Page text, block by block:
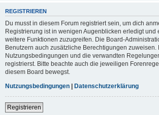
REGISTRIEREN
Du musst in diesem Forum registriert sein, um dich
Registrierung ist in wenigen Augenblicken erledigt und
weitere Funktionen zuzugreifen. Die Board-
Benutzern auch zusätzliche Berechtigungen zuweisen.
Nutzungsbedingungen und die verwandten
registrierst. Bitte beachte auch die jeweiligen
diesem Board bewegst.
Nutzungsbedingungen | Datenschutzerklärung
Registrieren